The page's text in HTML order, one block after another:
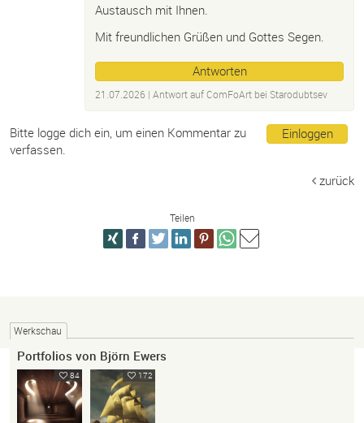
Austausch mit Ihnen.
Mit freundlichen Grüßen und Gottes Segen.
Antworten
21.07.2026 | Antwort aufComFoArt bei Starodubtsev
Einloggen
Bitte logge dich ein, um einen Kommentar zu
verfassen.
zurück
Teilen
Werkschau
Portfolios von Björn Ewers
84 172